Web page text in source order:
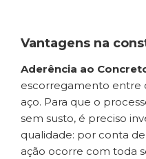
Vantagens na
Aderência ao
escorregamento entre
aço. Para que o
sem susto, é preciso
qualidade: por conta
ação ocorre com toda